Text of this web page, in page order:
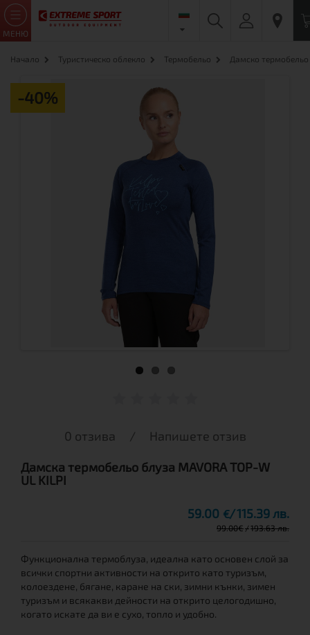
МЕНЮ
Начало Туристическо облекло Термобельо Дамско термобельо
-40%
0 отзива / Напишете отзив
Дамска термобельо блуза MAVORA TOP-W
UL KILPI
59.00 € 115.39 лв.
99.00€ 193.63 лв.
Функционална термоблуза, идеална като основен слой за
всички спортни активности на открито като туризъм,
колоездене, бягане, каране на ски, зимни кънки, зимен
туризъм и всякакви дейности на открито целогодишно,
когато искате да ви е сухо, топло и удобно.